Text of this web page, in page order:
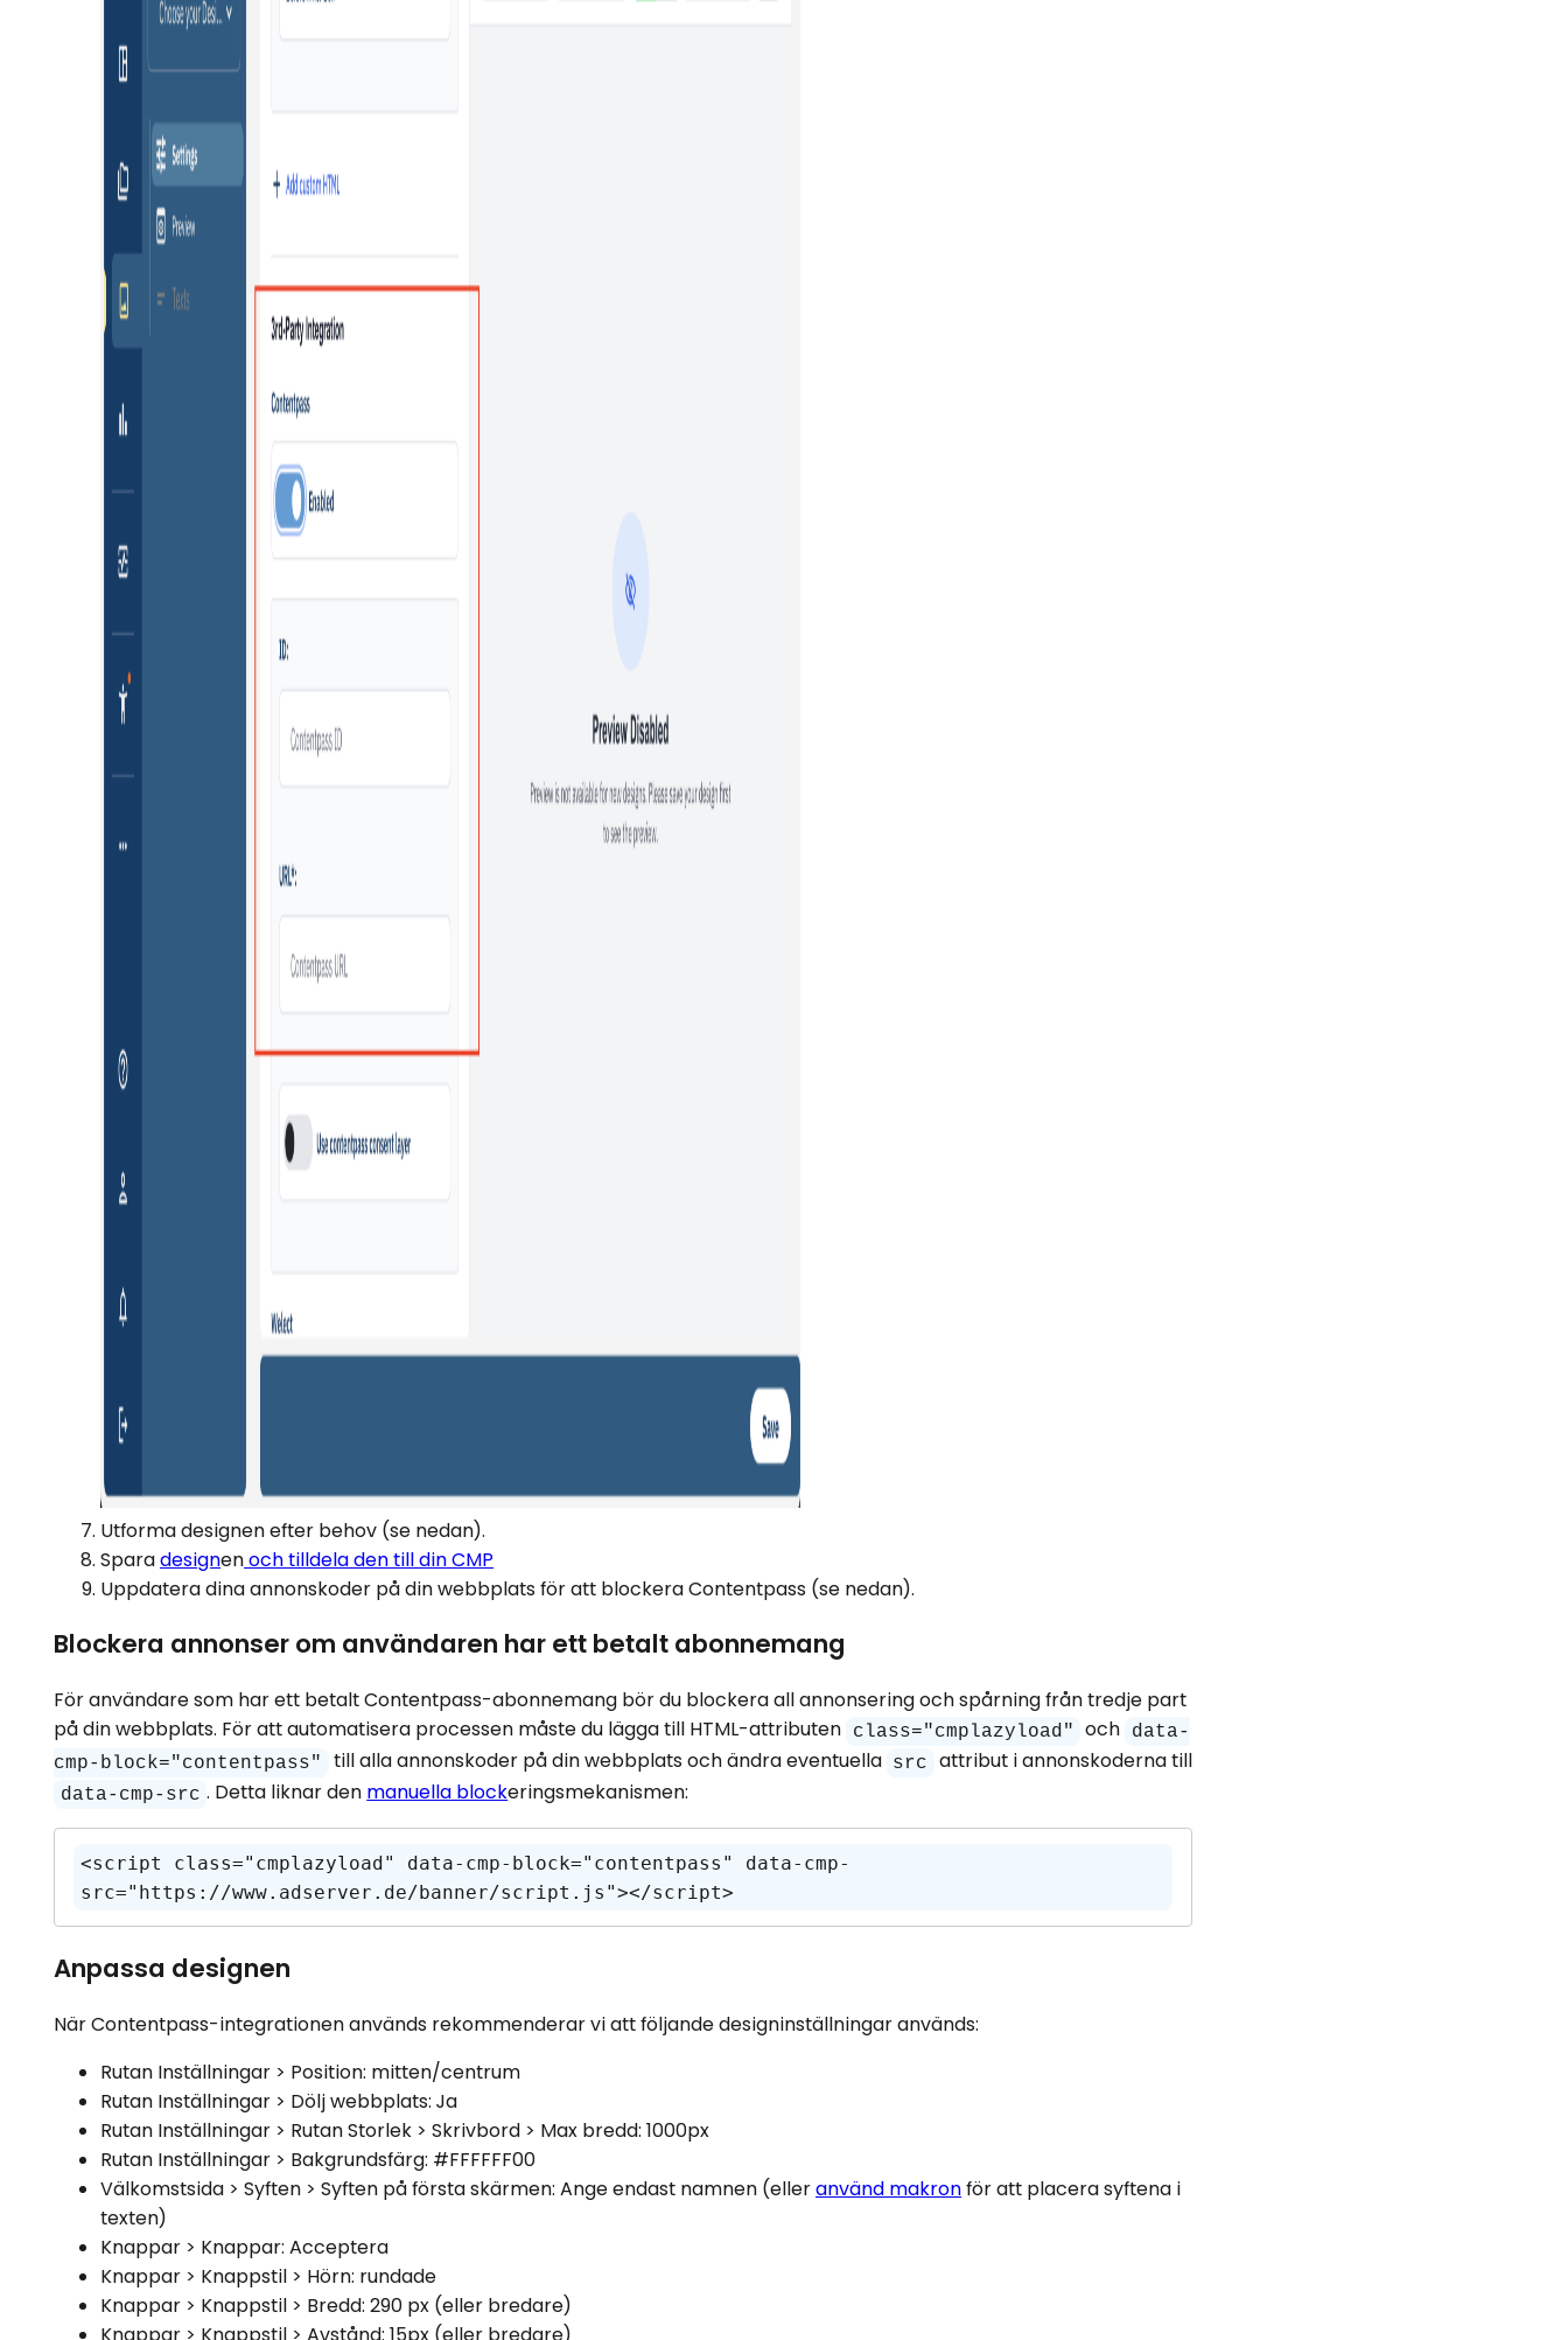
Utforma designen efter behov (se nedan).
Sparadesignenoch tilldela den till din CMP
Uppdatera dina annonskoder på din webbplats för att blockera Contentpass (se nedan).
Blockera annonser om användaren har ett betalt abonnemang
För användare som har ett betalt Contentpass-abonnemang bör du blockera all annonsering och spårning från tredje part
på din webbplats. För att automatisera processen måste du lägga till HTML-attributen
class="cmplazyload" och
data-
cmp-block="contentpass"
till alla annonskoder på din webbplats och ändra eventuella src attribut i annonskoderna till
data-cmp-src . Detta liknar den manuella blockeringsmekanismen:
<script class="cmplazyload" data-cmp-block="contentpass" data-cmp-
src="https://www.adserver.de/banner/script.js"></script>
Anpassa designen
När Contentpass-integrationen används rekommenderar vi att följande designinställningar används:
Rutan Inställningar > Position: mitten/centrum
Rutan Inställningar > Dölj webbplats: Ja
Rutan Inställningar > Rutan Storlek > Skrivbord > Max bredd: 1000px
Rutan Inställningar > Bakgrundsfärg: #FFFFFF00
Välkomstsida > Syften > Syften på första skärmen: Ange endast namnen (elleranvänd makronför att placera syftena i
texten)
Knappar > Knappar: Acceptera
Knappar > Knappstil > Hörn: rundade
Knappar > Knappstil > Bredd: 290 px (eller bredare)